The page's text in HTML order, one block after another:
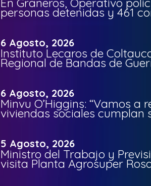
personas detenidas y 461
6 Agosto, 2026
Instituto Lecaros de
Regional de Bandas de
6 Agosto, 2026
Minvu O’Higgins: “Vamos a
viviendas sociales cumplan
5 Agosto, 2026
Ministro del Trabajo y
visita Planta Agrosuper